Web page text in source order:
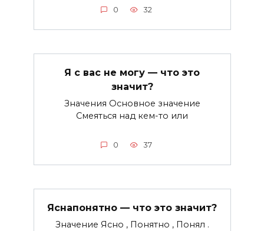
0 32
Я с вас не могу — что это
значит?
Значения Основное значение
Смеяться над кем-то или
0 37
Яснапонятно — что это значит?
Значение Ясно , Понятно , Понял .